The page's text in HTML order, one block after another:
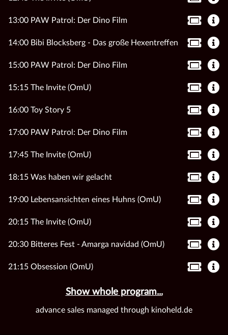
13:00 PAW Patrol: Der Dino Film
14:00 Bibi Blocksberg - Das große Hexentreffen
15:00 PAW Patrol: Der Dino Film
15:15 The Invite (OmU)
16:00 Toy Story 5
17:00 PAW Patrol: Der Dino Film
17:45 The Invite (OmU)
18:15 Was haben wir gelacht
19:00 Lebensansichten eines Huhns (OmU)
20:15 The Invite (OmU)
20:30 Bitteres Fest - Amarga navidad (OmU)
21:15 Obsession (OmU)
Show whole program...
advance sales managed through kinoheld.de